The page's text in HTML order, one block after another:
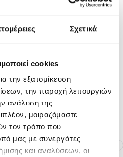
Σχετικά
cookies
την εξατομίκευση
την παροχή λειτουργιών
ανάλυση της
μοιραζόμαστε
τον τρόπο που
μας με συνεργάτες
και αναλύσεων, οι